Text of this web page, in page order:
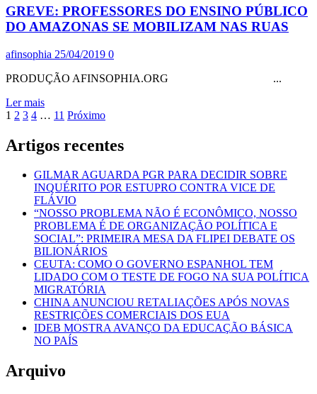
DE
PRESIDENTE
BOLSONARO
E
SEU
CANASTRÃO
DA
EDUCAÇÃO
GREVE: PROFESSORES DO ENSINO PÚBLICO
DO AMAZONAS SE MOBILIZAM NAS RUAS
afinsophia 25/04/2019 0
PRODUÇÃO AFINSOPHIA.ORG ...
Ler maisLeia
mais
GREVE:
PROFESSORES
ENSINO
PÚBLICO
DO
AMAZONAS
SE
MOBILIZAM
NAS
RUAS
Paginação
dos
conteúdos
1 2 3 4 … 11 Próximo
Artigos recentes
GILMAR AGUARDA PGR PARA DECIDIR SOBRE
INQUÉRITO POR ESTUPRO CONTRA VICE DE
FLÁVIO
“NOSSO PROBLEMA NÃO É ECONÔMICO, NOSSO
PROBLEMA É DE ORGANIZAÇÃO POLÍTICA E
SOCIAL”: PRIMEIRA MESA DA FLIPEI DEBATE OS
BILIONÁRIOS
CEUTA: COMO O GOVERNO ESPANHOL TEM
LIDADO COM O TESTE DE FOGO NA SUA POLÍTICA
MIGRATÓRIA
CHINA ANUNCIOU RETALIAÇÕES APÓS NOVAS
RESTRIÇÕES COMERCIAIS DOS EUA
IDEB MOSTRA AVANÇO DA EDUCAÇÃO BÁSICA
NO PAÍS
Arquivo